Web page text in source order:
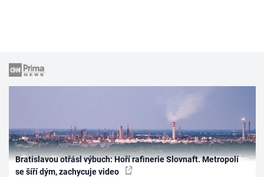
Bratislavou otřásl výbuch: Hoří rafinerie Slovnaft. Metropolí
se šíří dým, zachycuje video